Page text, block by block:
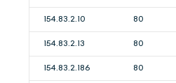
154.83.2.10 80
154.83.2.13 80
154.83.2.186 80